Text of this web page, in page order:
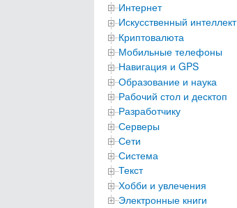
Интернет
Искусственный интеллект
Криптовалюта
Мобильные телефоны
Навигация и GPS
Образование и наука
Рабочий стол и десктоп
Разработчику
Серверы
Сети
Система
Текст
Хобби и увлечения
Электронные книги